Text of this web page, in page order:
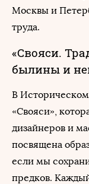
Москвы и
труда.
«Свояси.
былины и
В Историческом
«Свояси»,
дизайнеров и
посвящена
если мы
предков.